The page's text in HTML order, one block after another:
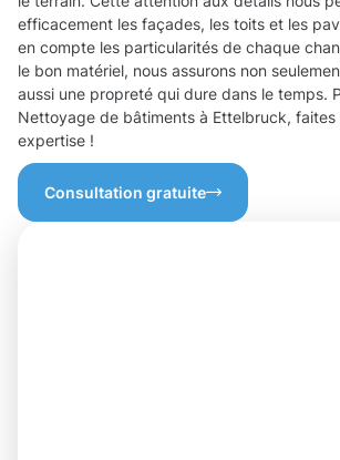
efficacement les façades, les toits et les
en compte les particularités de chaque
le bon matériel, nous assurons non
aussi une propreté qui dure dans le temps.
Nettoyage de bâtiments à Ettelbruck,
expertise !
Consultation gratuite